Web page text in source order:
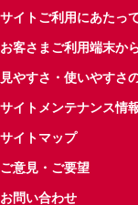
サイトご利用にあたっ
お客さまご利用端末か
見やすさ・使いやすさ
サイトメンテナンス情
サイトマップ
ご意見・ご要望
お問い合わせ